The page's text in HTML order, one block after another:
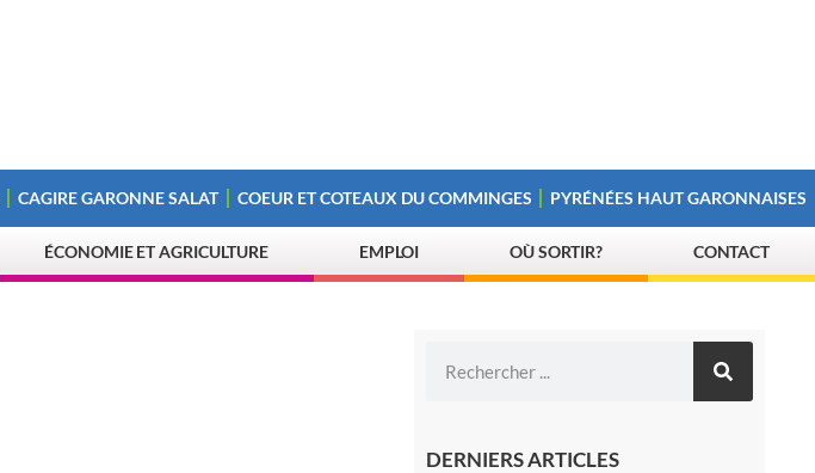
CAGIRE GARONNE SALAT COEUR ET COTEAUX DU COMMINGES PYRÉNÉES HAUT GARONNAISES
ÉCONOMIE ET AGRICULTURE EMPLOI OÙ SORTIR? CONTACT
DERNIERS ARTICLES